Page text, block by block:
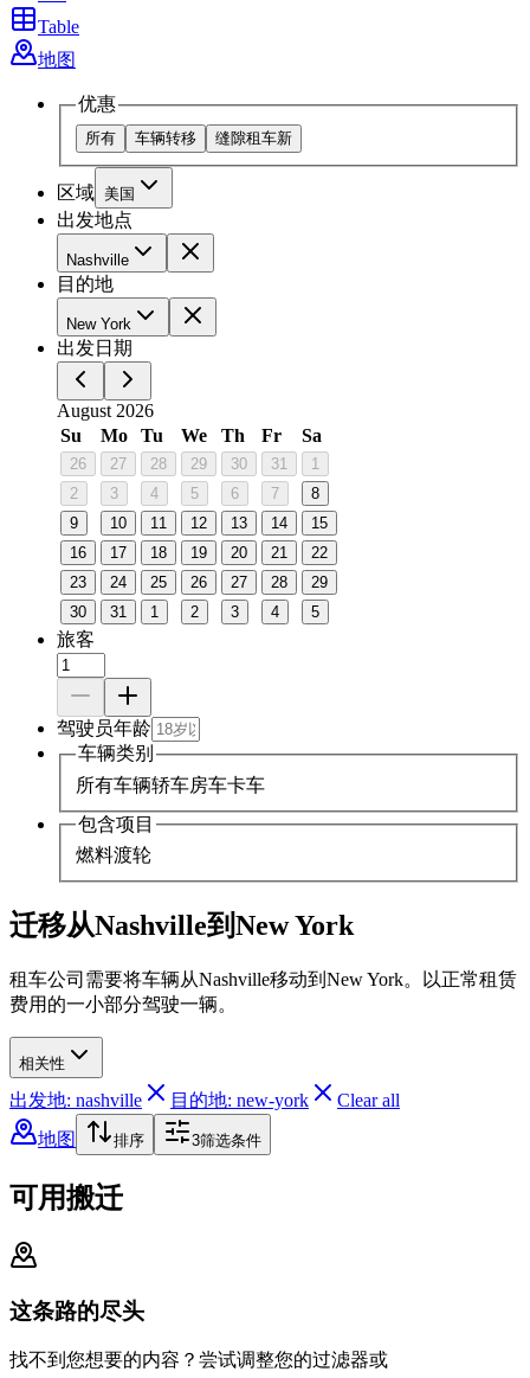
Table
地图
优惠
所有 车辆转移 缝隙租车新
区域 美国
出发地点
Nashville
目的地
New York
出发日期
August 2026
Su
Mo Tu We Th Fr Sa
26 27 28 29 30 31
1
2
3 4 5 6 7
8
9
10 11 12 13 14
15
16
17 18 19 20 21
22
23
24 25 26 27 28
29
30
31 1 2 3 4 5
旅客
驾驶员年龄
车辆类别
所有车辆轿车房车卡车
包含项目
燃料渡轮
迁移从Nashville到New York
租车公司需要将车辆从Nashville移动到New York。以正常租赁
费用的一小部分驾驶一辆。
相关性
出发地: nashville 目的地: new-york
Clear all
地图
排序 3筛选条件
可用搬迁
这条路的尽头
找不到您想要的内容？尝试调整您的过滤器或